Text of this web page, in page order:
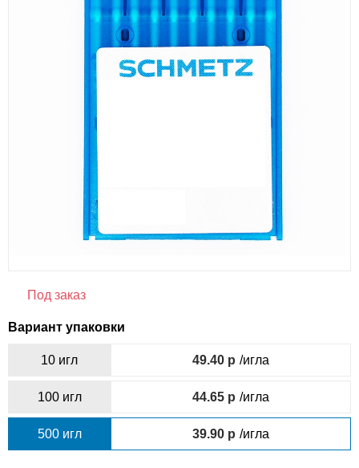
Под заказ
Вариант упаковки
10 игл 49.40 /игла
100 игл 44.65 /игла
500 игл 39.90 /игла